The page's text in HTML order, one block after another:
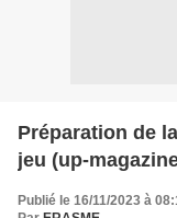
Préparation de
jeu (up-
Publié le 16/11/2023 à